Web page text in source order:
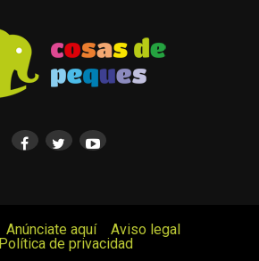
Anúnciate aquí
Aviso legal
Política de privacidad